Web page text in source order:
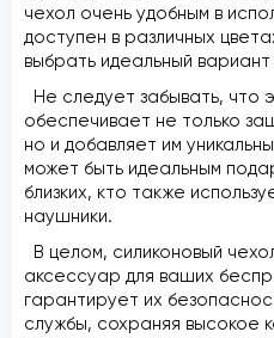
чехол очень удобным в
доступен в различных
выбрать идеальный
Не следует забывать, что
обеспечивает не только
но и добавляет им
может быть идеальным
близких, кто также
наушники.
В целом, силиконовый
аксессуар для ваших
гарантирует их
службы, сохраняя высокое